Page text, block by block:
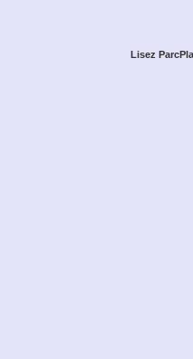
Lisez